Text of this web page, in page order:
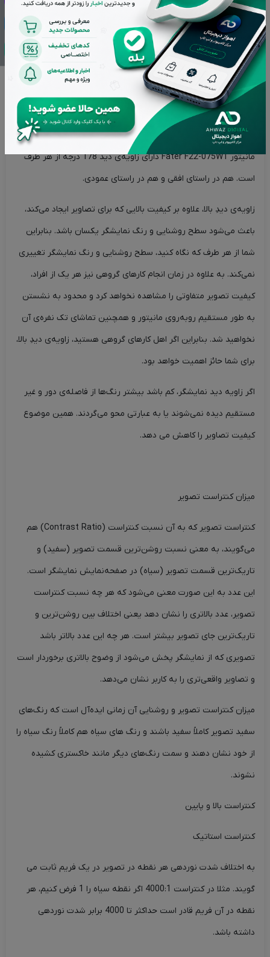
به صفحات دارای عمق رنگ واقعی 6 بیتی به همراه فناوری FRC
دارند.
بالاترین زاویه‌ی دید
بهترین و بالاترین زاویه دید برای یک نمایشگر، زاویه 178 درجه است.
مانیتور Fater F22-075W1 دارای زاویه‌ی دید 178 درجه از هر طرف
است. هم در راستای افقی و هم در راستای عمودی.
زاویه‌ی دیدِ بالا، علاوه بر کیفیت بالایی که برای تصاویر ایجاد می‌کند،
باعث می‌شود سطح روشنایی و رنگ نمایشگر یکسان باشد. بنابراین
شما از هر طرف که نگاه کنید، سطح روشنایی و رنگ نمایشگر تغییری
نمی‌کند. به علاوه در زمان انجام کارهای گروهی نیز هر یک از افراد،
کیفیت تصویر متفاوتی را مشاهده نخواهد کرد و محدود به نشستن
به طور مستقیم روبه‌روی مانیتور و همچنین تماشای تک‌ نفره‌ی آن
نخواهید شد. بنابراین اگر اهل کارهای گروهی هستید، زاویه‌ی دیدِ بالا،
برای شما حائز اهمیت خواهد بود.
اگر زاویه دید نمایشگر، کم باشد بیشتر رنگ‌ها از فاصله‌ی دور و غیر
مستقیم دیده نمی‌شوند یا به عبارتی محو می‌گردند. همین موضوع
کیفیت تصاویر را کاهش می دهد.
میزان کنتراست تصویر
کنتراست تصویر که به آن نسبت کنتراست (Contrast Ratio) هم
می‌گویند، به معنی نسبت روشن‌ترین قسمت تصویر (سفید) و
تاریک‌ترین قسمت تصویر (سیاه) در صفحه‌نمایش نمایشگر است.
این عدد به این صورت معنی می‌شود که هر چه نسبت کنتراست
تصویر، عدد بالاتری را نشان دهد یعنی اختلاف بین روشن‌ترین و
تاریک‌ترین جای تصویر بیشتر است. هر چه این عدد بالاتر باشد
تصویری که از نمایشگر پخش می‌شود از وضوح بالاتری برخوردار است
و تصاویر واقعی‌تری را به کاربر نشان می‌دهد.
میزان کنتراست تصویر و روشنایی آن زمانی ایده‌آل است که رنگ‌های
سفید تصویر کاملاً سفید باشند و رنگ های سیاه هم کاملاً رنگ سیاه را
از خود نشان دهند و سمت رنگ‌های دیگر مانند خاکستری کشیده
نشوند.
کنتراست بالا و پایین
کنتراست استاتیک
به اختلاف شدت نوردهی هر نقطه در تصویر در یک فریم ثابت می
گویند. مثلا در کنتراست 4000:1 اگر نقطه سیاه را 1 فرض کنیم، هر
نقطه در آن فریم قادر است حداکثر تا 4000 برابر شدت نوردهی
داشته باشد.